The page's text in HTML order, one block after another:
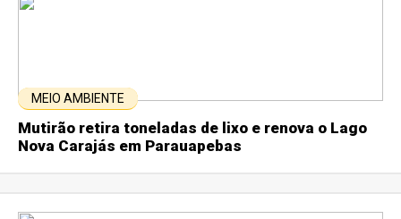
MEIO AMBIENTE
Mutirão retira toneladas de lixo e renova o Lago
Nova Carajás em Parauapebas